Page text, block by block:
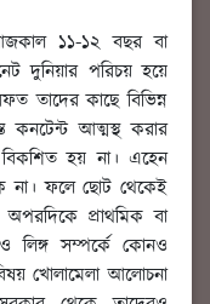
১১-১২ বছর বা
দুনিয়ার পরিচয় হয়ে
তাদের কাছে বিভিন্ন
কনটেন্ট আত্মস্থ করার
বিকশিত হয় না। এহেন
না। ফলে ছোট থেকেই
অপরদিকে প্রাথমিক বা
ও লিঙ্গ সম্পর্কে কোনও
খোলামেলা আলোচনা